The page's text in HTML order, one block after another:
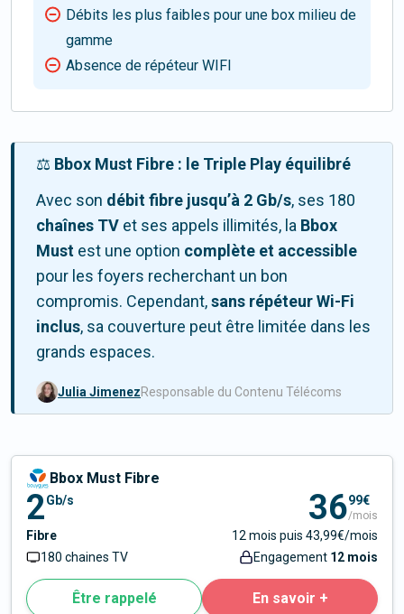
Débits les plus faibles pour une box milieu de
gamme
Absence de répéteur WIFI
⚖️ Bbox Must Fibre : le Triple Play équilibré
Avec son débit fibre jusqu’à 2 Gb/s, ses 180
chaînes TV et ses appels illimités, la Bbox
Must est une option complète et accessible
pour les foyers recherchant un bon
compromis. Cependant,sans répéteur Wi-Fi
inclus, sa couverture peut être limitée dans les
grands espaces.
Julia JimenezResponsable du Contenu Télécoms
Bbox Must Fibre
2Gb/s
Fibre
180 chaines TV
3699€
/mois
12 mois puis 43,99€/mois
Engagement 12 mois
Être rappelé En savoir +